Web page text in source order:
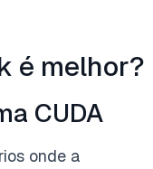
é melhor?
CUDA
onde a